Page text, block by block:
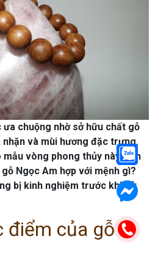
Cũng
Nên
Biết”
chuộng nhờ sở hữu chất gỗ
và mùi hương đặc trưng.
vòng phong thủy này, bạn
Ngọc Am hợp với mệnh gì?
bị kinh nghiệm trước khi sử
điểm của gỗ